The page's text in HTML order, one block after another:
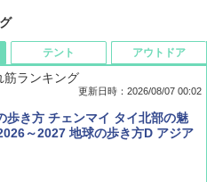
ファン ２０２６年 ９月号 [雑
ＮＥＹ ＦＡＮ)
筋ランキング
更新日時：2026/08/07 00:02
歩き方 チェンマイ タイ北部の魅
～2027 地球の歩き方D アジア
テント アウトドア